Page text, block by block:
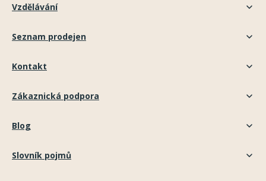
Vzdělávání
Seznam prodejen
Kontakt
Zákaznická podpora
Blog
Slovník pojmů